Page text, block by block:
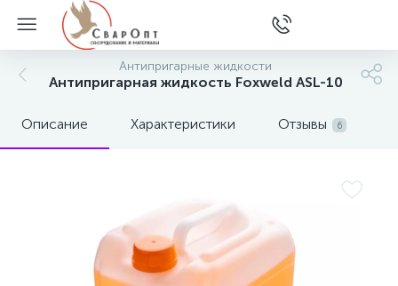
Антипригарные жидкости
Антипригарная жидкость Foxweld ASL-10
Описание Характеристики Отзывы 6